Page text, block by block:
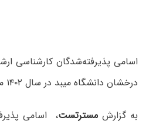
اسامی پذیرفته‌شدگان کارشناسی
درخشان دانشگاه میبد در سال ۱۴۰۲ منتشر شد.
به گزارشمسترتست، اسامی